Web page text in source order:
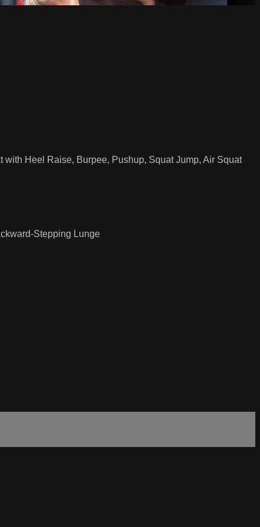
Heel Raise, Burpee, Pushup, Squat Jump, Air Squat
Stepping Lunge